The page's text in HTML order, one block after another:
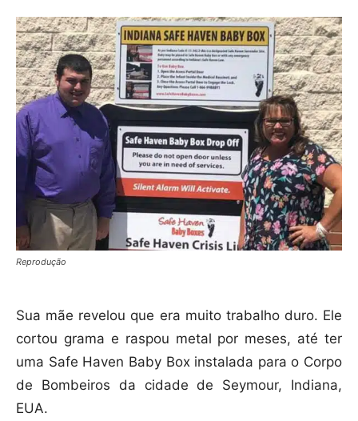
Reprodução
Sua mãe revelou que era muito trabalho duro. Ele
cortou grama e raspou metal por meses, até ter
uma Safe Haven Baby Box instalada para o Corpo
de Bombeiros da cidade de Seymour, Indiana,
EUA.